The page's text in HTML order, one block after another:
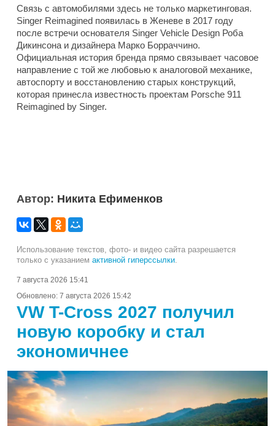
Связь с автомобилями здесь не только маркетинговая.
Singer Reimagined появилась в Женеве в 2017 году
после встречи основателя Singer Vehicle Design Роба
Дикинсона и дизайнера Марко Борраччино.
Официальная история бренда прямо связывает часовое
направление с той же любовью к аналоговой механике,
автоспорту и восстановлению старых конструкций,
которая принесла известность проектам Porsche 911
Reimagined by Singer.
Автор: Никита Ефименков
Использование текстов, фото- и видео сайта разрешается
только с указанием активной гиперссылки.
7 августа 2026 15:41
Обновлено: 7 августа 2026 15:42
VW T-Cross 2027 получил
новую коробку и стал
экономичнее